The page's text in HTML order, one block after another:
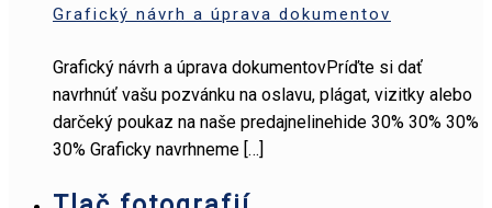
Grafický návrh a úprava dokumentov
Grafický návrh a úprava dokumentovPríďte si dať
navrhnúť vašu pozvánku na oslavu, plágat, vizitky alebo
darčeký poukaz na naše predajnelinehide 30% 30% 30%
30% Graficky navrhneme […]